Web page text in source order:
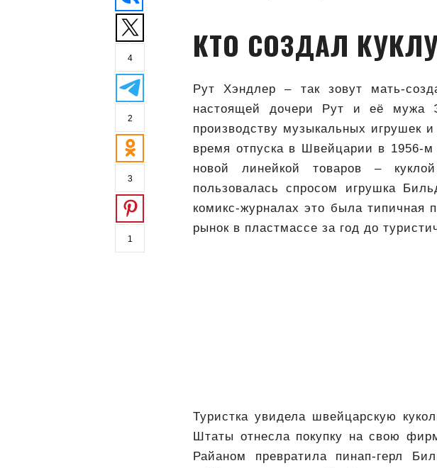
КТО СОЗДАЛ
Рут Хэндлер – так зовут мать-
настоящей дочери Рут и её мужа
производству музыкальных игрушек
время отпуска в Швейцарии в 1956-
новой линейкой товаров –
пользовалась спросом игрушка
комикс-журналах это была типичная
рынок в пластмассе за год до
Туристка увидела швейцарскую
Штаты отнесла покупку на свою
Райаном превратила пинап-герл
4
2
3
1